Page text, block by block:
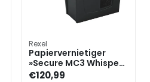
Rexel
Papiervernietiger
»Secure MC3 Whisper-
Shred«
€120,99